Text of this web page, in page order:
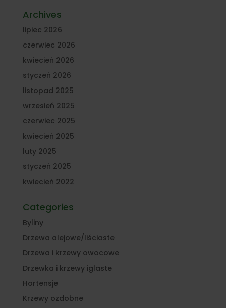
Archives
lipiec 2026
czerwiec 2026
kwiecień 2026
styczeń 2026
listopad 2025
wrzesień 2025
czerwiec 2025
kwiecień 2025
luty 2025
styczeń 2025
kwiecień 2022
Categories
Byliny
Drzewa alejowe/liściaste
Drzewa i krzewy owocowe
Drzewka i krzewy iglaste
Hortensje
Krzewy ozdobne